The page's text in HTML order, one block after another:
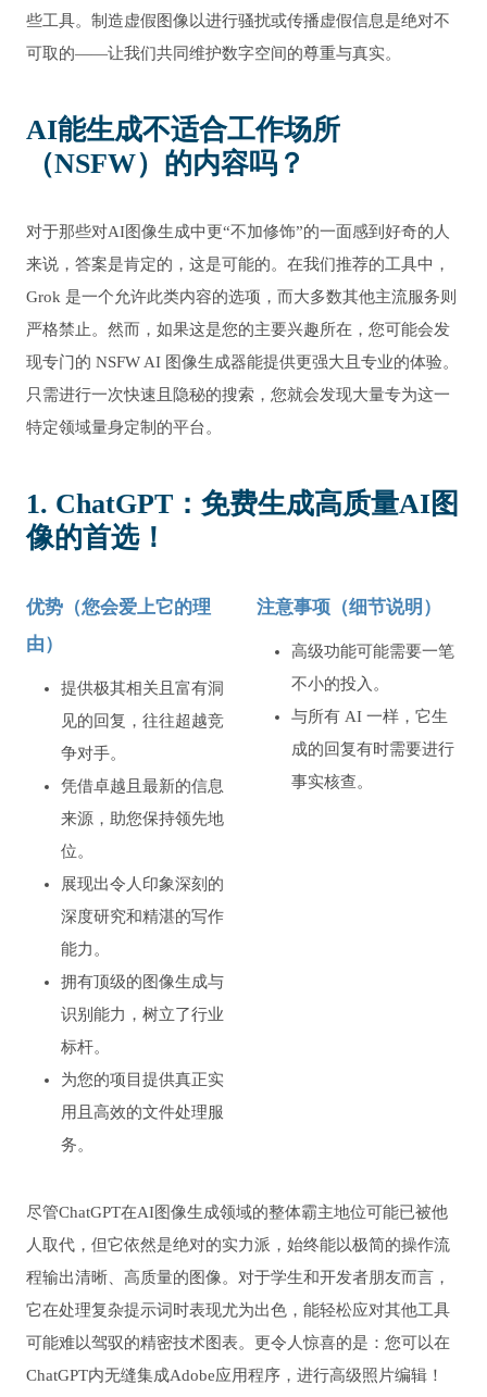
些工具。制造虚假图像以进行骚扰或传播虚假信息是绝对不
可取的——让我们共同维护数字空间的尊重与真实。
AI能生成不适合工作场所
（NSFW）的内容吗？
对于那些对AI图像生成中更“不加修饰”的一面感到好奇的人
来说，答案是肯定的，这是可能的。在我们推荐的工具中，
Grok 是一个允许此类内容的选项，而大多数其他主流服务则
严格禁止。然而，如果这是您的主要兴趣所在，您可能会发
现专门的 NSFW AI 图像生成器能提供更强大且专业的体验。
只需进行一次快速且隐秘的搜索，您就会发现大量专为这一
特定领域量身定制的平台。
1. ChatGPT：免费生成高质量AI图
像的首选！
优势（您会爱上它的理
由）
提供极其相关且富有洞
见的回复，往往超越竞
争对手。
凭借卓越且最新的信息
来源，助您保持领先地
位。
展现出令人印象深刻的
深度研究和精湛的写作
能力。
拥有顶级的图像生成与
识别能力，树立了行业
标杆。
为您的项目提供真正实
用且高效的文件处理服
务。
注意事项（细节说明）
高级功能可能需要一笔
不小的投入。
与所有 AI 一样，它生
成的回复有时需要进行
事实核查。
尽管ChatGPT在AI图像生成领域的整体霸主地位可能已被他
人取代，但它依然是绝对的实力派，始终能以极简的操作流
程输出清晰、高质量的图像。对于学生和开发者朋友而言，
它在处理复杂提示词时表现尤为出色，能轻松应对其他工具
可能难以驾驭的精密技术图表。更令人惊喜的是：您可以在
ChatGPT内无缝集成Adobe应用程序，进行高级照片编辑！